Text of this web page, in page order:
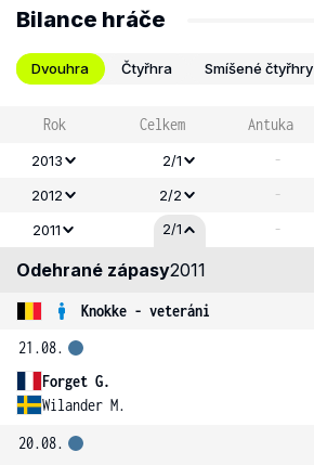
Bilance hráče
Dvouhra Čtyřhra Smíšené čtyřhry
Rok Celkem Antuka
2013 2/1 -
2012
2/2 -
2011
2/1 -
Odehrané zápasy2011
Knokke - veteráni
21.08.
Forget G.
Wilander M.
20.08.